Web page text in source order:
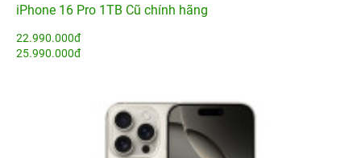
iPhone 16 Pro 1TB Cũ chính hãng
22.990.000đ
25.990.000đ